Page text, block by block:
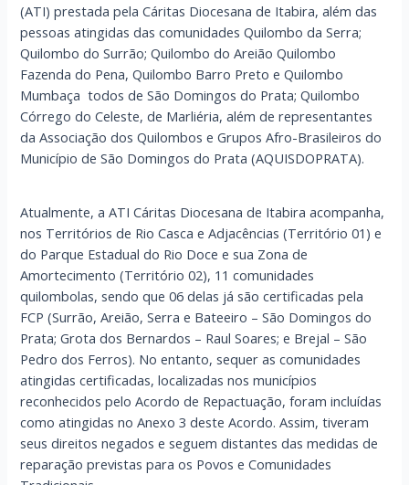
(ATI) prestada pela Cáritas Diocesana de Itabira, além das
pessoas atingidas das comunidades Quilombo da Serra;
Quilombo do Surrão; Quilombo do Areião Quilombo
Fazenda do Pena, Quilombo Barro Preto e Quilombo
Mumbaça todos de São Domingos do Prata; Quilombo
Córrego do Celeste, de Marliéria, além de representantes
da Associação dos Quilombos e Grupos Afro-Brasileiros do
Município de São Domingos do Prata (AQUISDOPRATA).
Atualmente, a ATI Cáritas Diocesana de Itabira acompanha,
nos Territórios de Rio Casca e Adjacências (Território 01) e
do Parque Estadual do Rio Doce e sua Zona de
Amortecimento (Território 02), 11 comunidades
quilombolas, sendo que 06 delas já são certificadas pela
FCP (Surrão, Areião, Serra e Bateeiro – São Domingos do
Prata; Grota dos Bernardos – Raul Soares; e Brejal – São
Pedro dos Ferros). No entanto, sequer as comunidades
atingidas certificadas, localizadas nos municípios
reconhecidos pelo Acordo de Repactuação, foram incluídas
como atingidas no Anexo 3 deste Acordo. Assim, tiveram
seus direitos negados e seguem distantes das medidas de
reparação previstas para os Povos e Comunidades